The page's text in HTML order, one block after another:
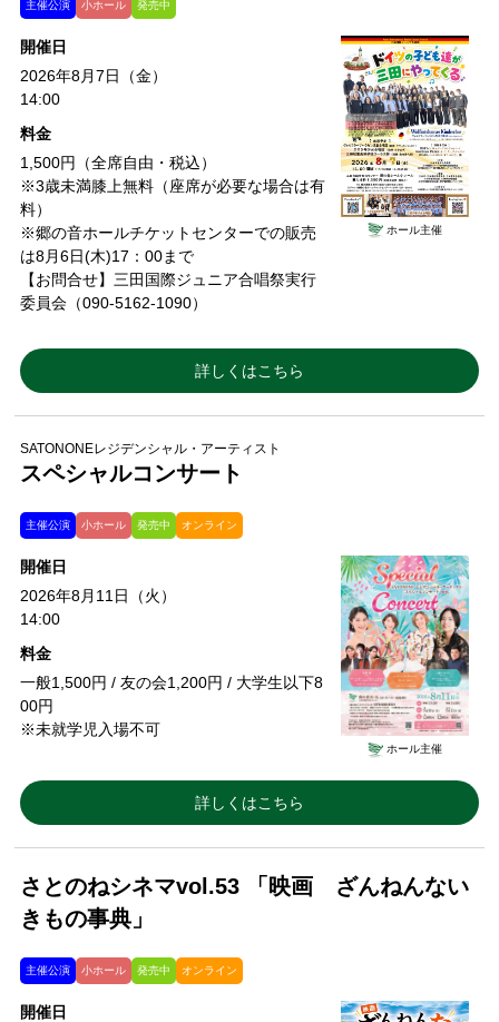
主催公演 小ホール 発売中
ホール主催
開催日
2026年8月7日（金）
14:00
料金
1,500円（全席自由・税込）
※3歳未満膝上無料（座席が必要な場合は有
料）
※郷の音ホールチケットセンターでの販売
は8月6日(木)17：00まで
【お問合せ】三田国際ジュニア合唱祭実行
委員会（090-5162-1090）
詳しくはこちら
SATONONEレジデンシャル・アーティスト
スペシャルコンサート
主催公演 小ホール 発売中 オンライン
ホール主催
開催日
2026年8月11日（火）
14:00
料金
一般1,500円 / 友の会1,200円 / 大学生以下8
00円
※未就学児入場不可
詳しくはこちら
さとのねシネマvol.53 「映画 ざんねんない
きもの事典」
主催公演 小ホール 発売中 オンライン
開催日